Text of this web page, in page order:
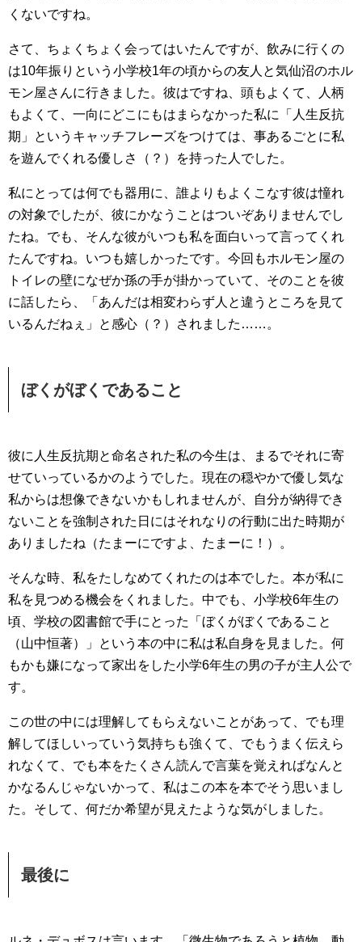
くないですね。
さて、ちょくちょく会ってはいたんですが、飲みに行くの
は10年振りという小学校1年の頃からの友人と気仙沼のホル
モン屋さんに行きました。彼はですね、頭もよくて、人柄
もよくて、一向にどこにもはまらなかった私に「人生反抗
期」というキャッチフレーズをつけては、事あるごとに私
を遊んでくれる優しさ（？）を持った人でした。
私にとっては何でも器用に、誰よりもよくこなす彼は憧れ
の対象でしたが、彼にかなうことはついぞありませんでし
たね。でも、そんな彼がいつも私を面白いって言ってくれ
たんですね。いつも嬉しかったです。今回もホルモン屋の
トイレの壁になぜか孫の手が掛かっていて、そのことを彼
に話したら、「あんだは相変わらず人と違うところを見て
いるんだねぇ」と感心（？）されました……。
ぼくがぼくであること
彼に人生反抗期と命名された私の今生は、まるでそれに寄
せていっているかのようでした。現在の穏やかで優し気な
私からは想像できないかもしれませんが、自分が納得でき
ないことを強制された日にはそれなりの行動に出た時期が
ありましたね（たまーにですよ、たまーに！）。
そんな時、私をたしなめてくれたのは本でした。本が私に
私を見つめる機会をくれました。中でも、小学校6年生の
頃、学校の図書館で手にとった「ぼくがぼくであること
（山中恒著）」という本の中に私は私自身を見ました。何
もかも嫌になって家出をした小学6年生の男の子が主人公で
す。
この世の中には理解してもらえないことがあって、でも理
解してほしいっていう気持ちも強くて、でもうまく伝えら
れなくて、でも本をたくさん読んで言葉を覚えればなんと
かなるんじゃないかって、私はこの本を本でそう思いまし
た。そして、何だか希望が見えたような気がしました。
最後に